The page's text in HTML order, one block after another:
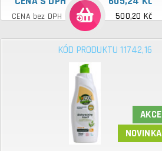
CENA bez DPH 500,20 Kč
KÓD PRODUKTU 11742,16
AKCE
NOVINKA